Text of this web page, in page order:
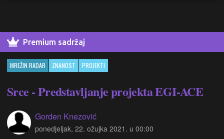
Premium sadržaj
MREŽIN RADAR ZNANOST PROJEKTI
Srce - Predstavljanje projekta EGI-ACE
Gorden Knezović
ponedjeljak, 22. ožujka 2021. u 00:00